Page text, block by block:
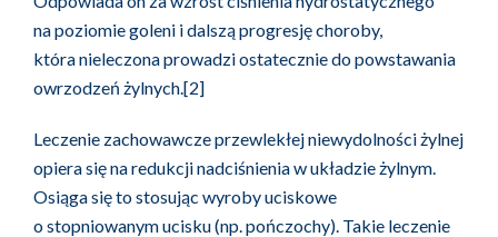
na poziomie goleni i dalszą progresję choroby,
która nieleczona prowadzi ostatecznie do powstawania
owrzodzeń żylnych.[2]
Leczenie zachowawcze przewlekłej niewydolności żylnej
opiera się na redukcji nadciśnienia w układzie żylnym.
Osiąga się to stosując wyroby uciskowe
o stopniowanym ucisku (np. pończochy). Takie leczenie